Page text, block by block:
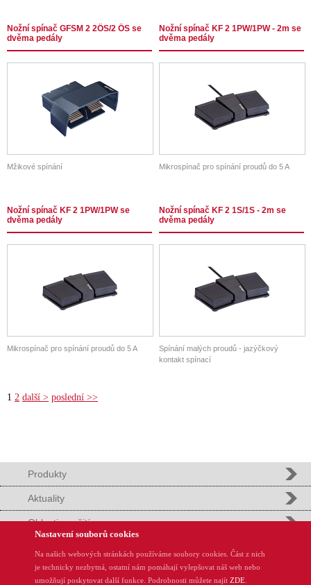
Nožní spínač GFSM 2 2ÖS/2 ÖS se
dvěma pedály
Mžikové spínání
Nožní spínač KF 2 1PW/1PW - 2m se
dvěma pedály
Mikrospínač pro spínání proudů do 5 A
Nožní spínač KF 2 1PW/1PW se
dvěma pedály
Mikrospínač pro spínání proudů do 5 A
Nožní spínač KF 2 1S/1S - 2m se
dvěma pedály
Spínání malých proudů - jazýčkový
kontakt spínací
1 2 další > poslední >>
Produkty
Aktuality
Oblasti použití
REMinfo
Nastavení souborů cookies
Na našich webových stránkách používáme soubory cookies. Část z nich
je technicky nezbytná, ostatní nám pomáhají vylepšovat náš web nebo
umožňují poskytovat další funkce. Podrobnosti můžete najít ZDE